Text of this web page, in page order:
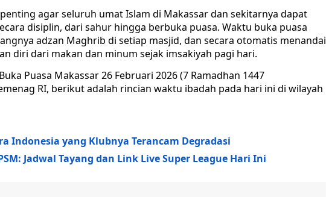
agar seluruh umat Islam di Makassar dan sekitarnya dapat
disiplin, dari sahur hingga berbuka puasa. Waktu buka puasa
adzan Maghrib di setiap masjid, dan secara otomatis menandai
diri dari makan dan minum sejak imsakiyah pagi hari.
Puasa Makassar 26 Februari 2026 (7 Ramadhan 1447
RI, berikut adalah rincian waktu ibadah pada hari ini di wilayah
Indonesia yang Klubnya Terancam Degradasi
Jadwal Tayang dan Link Live Super League Hari Ini